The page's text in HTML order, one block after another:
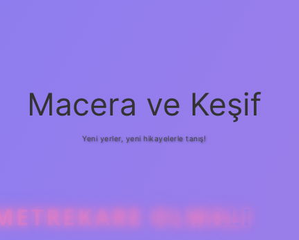
Macera ve Keşif
Yeni yerler, yeni hikayelerle tanış!
OLMALI